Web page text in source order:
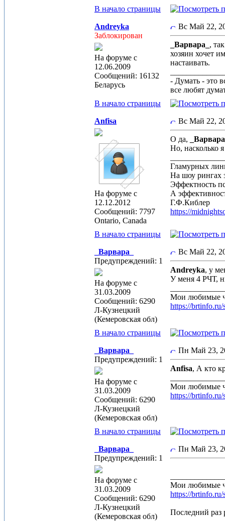
В начало страницы
Andreyka
Заблокирован
На форуме с
12.06.2009
Сообщений: 16132
Беларусь
Вс Май 22,
_Варвара_ ,
хозяин хочет
настаивать.
- Думать - это
все любят
В начало страницы
Anfisa
На форуме с
12.12.2012
Сообщений: 7797
Ontario, Canada
Вс Май 22,
О да,
Но, насколько
Гламурных
На шоу рингах
Эффектность
А
Г.Ф.Киблер
https://
В начало страницы
_Варвара_
Предупреждений: 1
На форуме с
31.03.2009
Сообщений: 6290
Л-Кузнецкий
(Кемеровская обл)
Вс Май 22,
Andreyka, у
У меня 4 РЧТ,
Мои любимые
https://
В начало страницы
_Варвара_
Предупреждений: 1
На форуме с
31.03.2009
Сообщений: 6290
Л-Кузнецкий
(Кемеровская обл)
Пн Май 23,
Anfisa, А кто
Мои любимые
https://
В начало страницы
_Варвара_
Предупреждений: 1
На форуме с
31.03.2009
Сообщений: 6290
Л-Кузнецкий
(Кемеровская обл)
Пн Май 23,
Мои любимые
https://
Последний раз